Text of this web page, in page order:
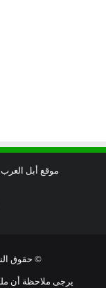
موقع أبل
© حقوق النشر 2026، جميع
يرجى ملاحظة أن